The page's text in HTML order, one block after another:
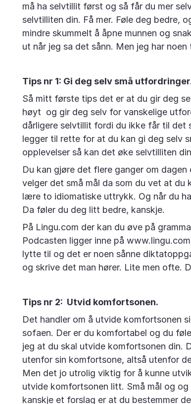
må ha selvtillit først og så får du mer
selvtilliten din. Få mer. Føle deg bedre,
mindre skummelt å åpne munnen og
ut når jeg sa det sånn. Men jeg har
Tips nr 1: Gi deg selv små
Så mitt første tips det er at du gir deg
høyt og gir deg selv for vanskelige
dårligere selvtillit fordi du ikke får til det
legger til rette for at du kan gi deg selv
opplevelser så kan det øke selvtilliten
Du kan gjøre det flere ganger om
velger det små mål da som du vet at du
lære to idiomatiske uttrykk. Og når du
Da føler du deg litt bedre, kanskje.
På Lingu.com der kan du øve på
Podcasten ligger inne på
lytte til og det er noen sånne
og skrive det man hører. Lite men ofte.
Tips nr 2: Utvid komfortsonen.
Det handler om å utvide komfortsonen
sofaen. Der er du komfortabel og du
jeg at du skal utvide komfortsonen din.
utenfor sin komfortsone, altså utenfor
Men det jo utrolig viktig for å kunne
utvide komfortsonen litt. Små mål og
kanskje et forslag er at du bestemmer